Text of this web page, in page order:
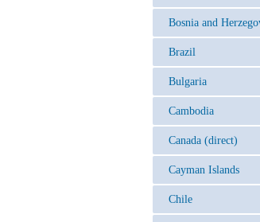
Bosnia and
Brazil
Bulgaria
Cambodia
Canada (direct)
Cayman Islands
Chile